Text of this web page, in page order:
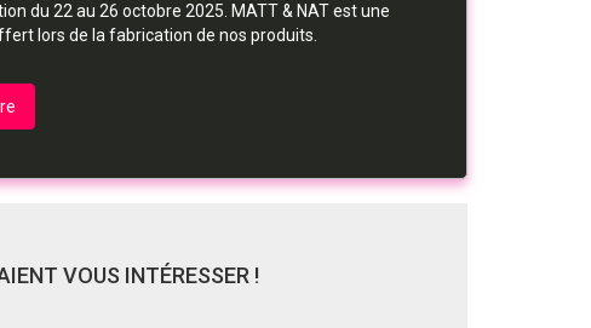
du 22 au 26 octobre 2025. MATT & NAT est une
lors de la fabrication de nos produits.
VOUS INTÉRESSER !